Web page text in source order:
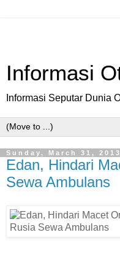
Informasi
Informasi Seputar Dunia
Sunday, March 31, 2013
Edan, Hindari
Sewa Ambulans